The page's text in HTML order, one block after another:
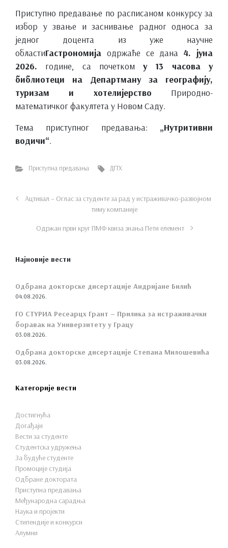
Приступно предавање по расписаном конкурсу за
избор у звање и заснивање радног односа за
једног доцента из уже научне
областиГастрономија одржаће се дана4. јуна
2026. године, са почеткому 13 часова у
библиотеци на Департману за географију,
туризам и хотелијерство Природно-
математичког факултета у Новом Саду.
Тема приступног предавања: „Нутритивни
водичи“.
Приступна предавања ДГТХ
Ацтивал – Оглас за студенте за рад у истраживачко-развојном
тиму компаније
Одржан први круг ПМФ квиза знања Пети елемент
Најновије вести
Одбрана докторске дисертације Андријане Билић
04.08.2026.
ГО СТYРИА Ресеарцх Грант – Прилика за истраживачки
боравак на Универзитету у Грацу
03.08.2026.
Одбрана докторске дисертације Степана Милошевића
03.08.2026.
Категорије вести
Достигнућа
Догађаји
Вести за студенте
Студентска удружења
За будуће студенте
Промоције студија
Одбране доктората
Приступна предавања
Међународна сарадња
Наука и пројекти
Стипендије и конкурси
Алумни